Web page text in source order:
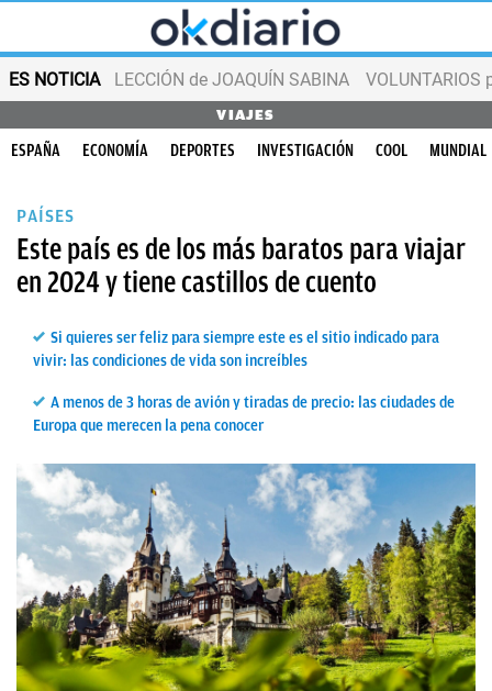
ES NOTICIA LECCIÓN de JOAQUÍN SABINA VOLUNTARIOS
VIAJES
ESPAÑA ECONOMÍA DEPORTES INVESTIGACIÓN COOL MUNDIAL
PAÍSES
Este país es de los más baratos para viajar
en 2024 y tiene castillos de cuento
Si quieres ser feliz para siempre este es el sitio indicado para
vivir: las condiciones de vida son increíbles
A menos de 3 horas de avión y tiradas de precio: las ciudades de
Europa que merecen la pena conocer